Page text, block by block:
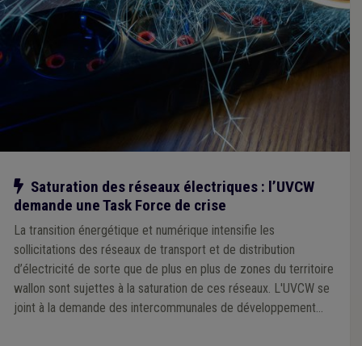
Notre action
Saturation des réseaux électriques : l’UVCW
demande une Task Force de crise
La transition énergétique et numérique intensifie les
sollicitations des réseaux de transport et de distribution
d’électricité de sorte que de plus en plus de zones du territoire
wallon sont sujettes à la saturation de ces réseaux. L'UVCW se
joint à la demande des intercommunales de développement